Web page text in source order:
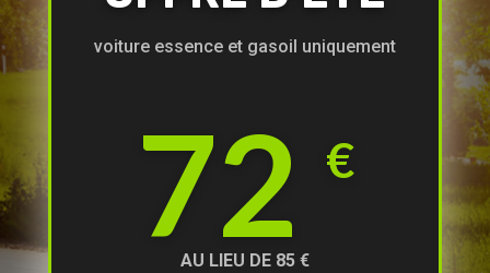
voiture essence et gasoil uniquement
72 €
AU LIEU DE 85 €